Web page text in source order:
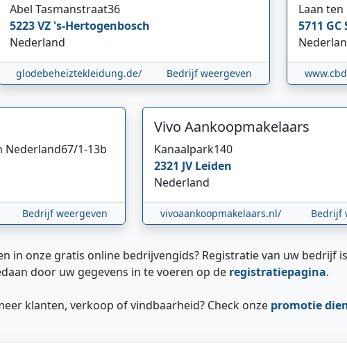
Abel Tasmanstraat36
5223 VZ 's-Hertogenbosch
Nederland
glodebeheiztekleidung.de/ Bedrijf weergeven
Laan ten
5711 GC
Nederland67/1-13b
Bedrijf weergeven
Vivo Aankoopmakelaars
Kanaalpark140
2321 JVLeiden
Nederland
vivoaankoopmakelaars.nl/ Bedrijf
in onze gratis online bedrijvengids? Registratie van uw bedrijf
door uw gegevens in te voeren op de registratiepagina.
klanten, verkoop of vindbaarheid? Check onze promotie